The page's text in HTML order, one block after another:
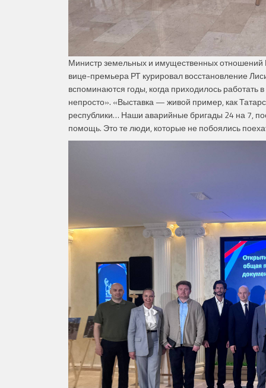
Министр земельных и имущественных
вице-премьера РТ курировал восстановление
вспоминаются годы, когда приходилось работать
непросто». «Выставка — живой пример, как
республики… Наши аварийные бригады 24 на 7,
помощь. Это те люди, которые не побоялись